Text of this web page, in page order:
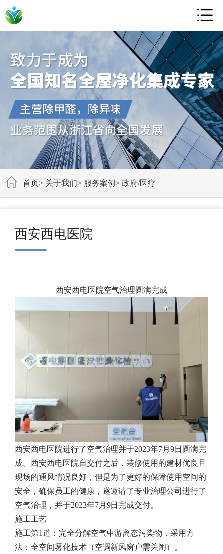

首页> 关于我们> 服务案例>政府/医疗
西安西电医院
西安西电医院空气治理圆满完成
西安西电医院进行了空气治理并于2023年7月9日圆满完
成。西安西电医院自交付之后，装修使用的建材优良且
现场的通风情况良好，但是为了更好的保障使用空间的
安全，确保员工的健康，遂邀请了专业治理公司进行了
空气治理，并于2023年7月9日完成交付。
施工工艺
施工第1道：完全分解空气中游离态污染物，采用方
法：全空间雾化技术（空调新风窗户需关闭）。